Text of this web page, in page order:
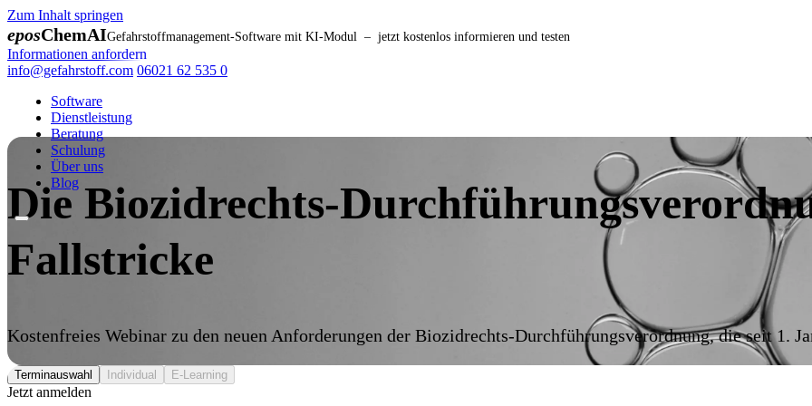
Zum Inhalt springen
eposChemAIGefahrstoffmanagement-Software mit KI-Modul – jetzt kostenlos informieren und testen
Informationen anfordern
info@gefahrstoff.com 06021 62 535 0
Software
Dienstleistung
Beratung
Schulung
Über uns
Blog
Die Biozidrechts-
Fallstricke
Kostenfreies Webinar zu den neuen Anforderungen der Biozidrechts-Durchführungsverordnung, die seit 1.
Terminauswahl Individual E-Learning
Jetzt anmelden